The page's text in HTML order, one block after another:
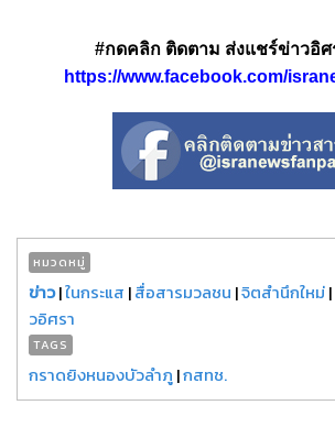
#กดคลิก ติดตาม ส่งแชร์ข่าวอิศ
https://www.facebook.com/
หมวดหมู่
ข่าว|ในกระแส |สื่อสารมวลชน |จิตสำนึกใหม่|
วอิศรา
TAGS
กราดยิงหนองบัวลำภู |กสทช.